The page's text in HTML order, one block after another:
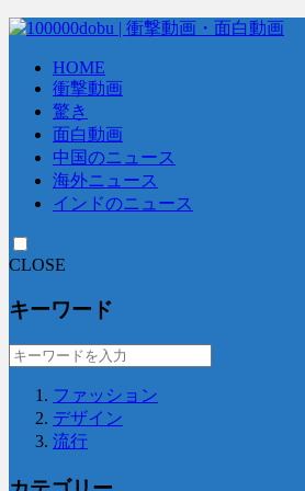
HOME
衝撃動画
驚き
面白動画
中国のニュース
海外ニュース
インドのニュース
CLOSE
キーワード
ファッション
デザイン
流行